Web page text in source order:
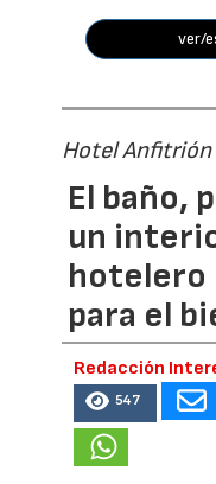
ver/
Hotel Anfitrión
El baño,
un
hotelero
para el
Redacción
547